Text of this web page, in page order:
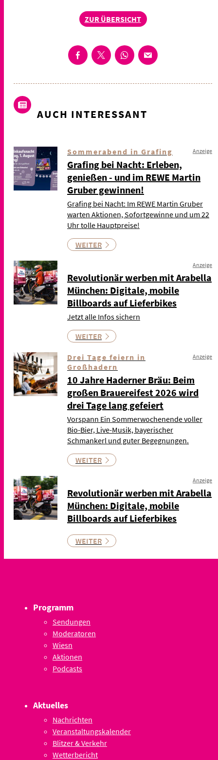
ZUR ÜBERSICHT
AUCH INTERESSANT
Sommerabend in Grafing Anzeige
Grafing bei Nacht: Erleben,
genießen - und im REWE Martin
Gruber gewinnen!
Grafing bei Nacht: Im REWE Martin Gruber
warten Aktionen, Sofortgewinne und um 22
Uhr tolle Hauptpreise!
WEITER
Anzeige
Revolutionär werben mit Arabella
München: Digitale, mobile
Billboards auf Lieferbikes
Jetzt alle Infos sichern
WEITER
Drei Tage feiern in
Großhadern
Anzeige
10 Jahre Haderner Bräu: Beim
großen Brauereifest 2026 wird
drei Tage lang gefeiert
Vorspann Ein Sommerwochenende voller
Bio-Bier, Live-Musik, bayerischer
Schmankerl und guter Begegnungen.
WEITER
Anzeige
Revolutionär werben mit Arabella
München: Digitale, mobile
Billboards auf Lieferbikes
WEITER
Programm
Sendungen
Moderatoren
Wiesn
Aktionen
Podcasts
Aktuelles
Nachrichten
Veranstaltungskalender
Blitzer & Verkehr
Wetterbericht